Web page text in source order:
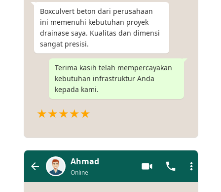
Boxculvert beton dari perusahaan
ini memenuhi kebutuhan proyek
drainase saya. Kualitas dan dimensi
sangat presisi.
Terima kasih telah mempercayakan
kebutuhan infrastruktur Anda
kepada kami.
★★★★★
Ahmad
Online